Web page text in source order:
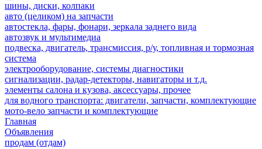
шины, диски, колпаки
авто (целиком) на запчасти
автостекла, фары, фонари, зеркала заднего вида
автозвук и мультимедиа
подвеска, двигатель, трансмиссия, р/у, топливная и тормозная
система
электрооборудование, системы диагностики
сигнализации, радар-детекторы, навигаторы и т.д.
элементы салона и кузова, аксессуары, прочее
для водного транспорта: двигатели, запчасти, комплектующие
мото-вело запчасти и комплектующие
Главная
Объявления
продам (отдам)